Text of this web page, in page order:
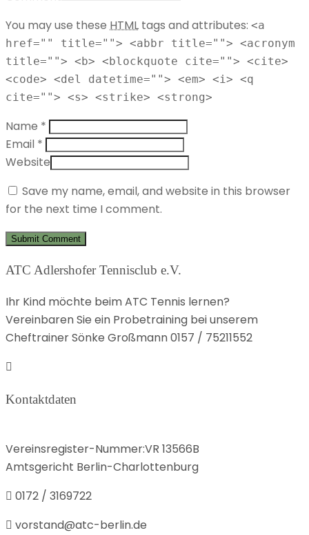
You may use these HTML tags and attributes: <a
href="" title=""> <abbr title=""> <acronym
title=""> <b> <blockquote cite=""> <cite>
<code> <del datetime=""> <em> <i> <q
cite=""> <s> <strike> <strong>
Name *
Email *
Website
Save my name, email, and website in this browser
for the next time I comment.
ATC Adlershofer Tennisclub e.V.
Ihr Kind möchte beim ATC Tennis lernen?
Vereinbaren Sie ein Probetraining bei unserem
Cheftrainer Sönke Großmann 0157 / 75211552
Kontaktdaten
Vereinsregister-Nummer:VR 13566B
Amtsgericht Berlin-Charlottenburg
0172 / 3169722
vorstand@atc-berlin.de